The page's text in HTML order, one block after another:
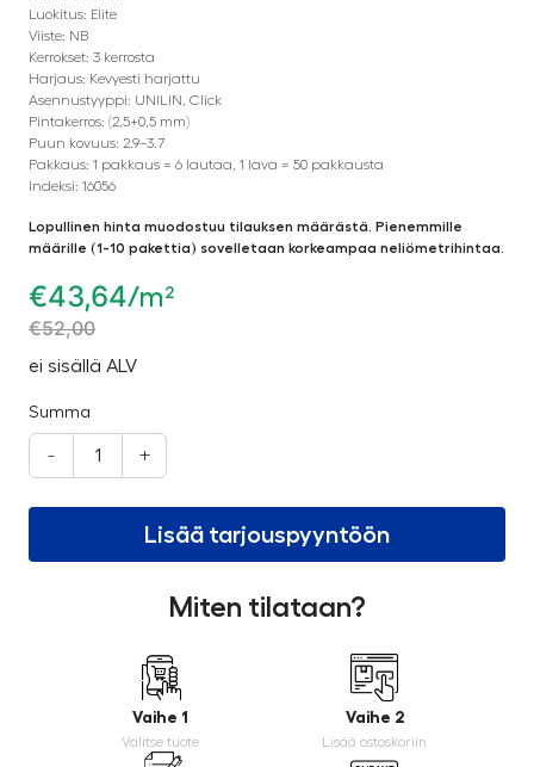
Luokitus: Elite
Viiste: NB
Kerrokset: 3 kerrosta
Harjaus: Kevyesti harjattu
Asennustyyppi: UNILIN, Click
Pintakerros: (2,5+0,5 mm)
Puun kovuus: 2.9–3.7
Pakkaus: 1 pakkaus = 6 lautaa, 1 lava = 50 pakkausta
Indeksi: 16056
Lopullinen hinta muodostuu tilauksen määrästä. Pienemmille
määrille (1-10 pakettia) sovelletaan korkeampaa neliömetrihintaa.
€43,64/m²
€52,00
ei sisällä ALV
Summa
- +
Lisää tarjouspyyntöön
Miten tilataan?
Vaihe 1
Valitse tuote
Vaihe 2
Lisää ostoskoriin